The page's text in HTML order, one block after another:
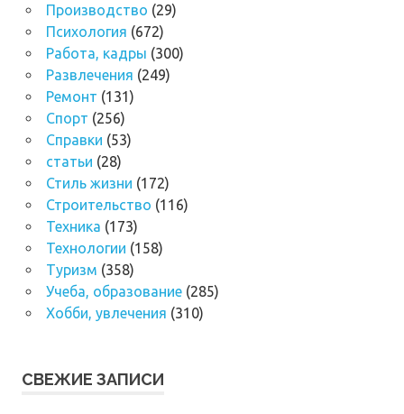
Производство (29)
Психология (672)
Работа, кадры (300)
Развлечения (249)
Ремонт (131)
Спорт (256)
Справки (53)
статьи (28)
Стиль жизни (172)
Строительство (116)
Техника (173)
Технологии (158)
Туризм (358)
Учеба, образование(285)
Хобби, увлечения (310)
СВЕЖИЕ ЗАПИСИ